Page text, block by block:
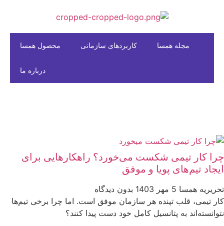
محصول همسا کاربردهای سازمانی مجله همسا
درباره ما
چرا کار تیمی شکست می‌خورد؟ راهکارهایی برای
ایجاد تیم‌های پویا و موفق
تحریریه همسا 5 مهر 1403
بدون دیدگاه
کار تیمی، قلب تپنده هر سازمان موفق است. اما چرا برخی تیم‌ها
نتوانسته‌اند به پتانسیل کامل خود دست پیدا کنند؟